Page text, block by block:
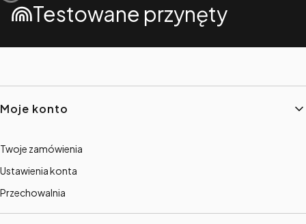
Testowane przynęty
Linki w stopce
Moje konto
Twoje zamówienia
Ustawienia konta
Przechowalnia